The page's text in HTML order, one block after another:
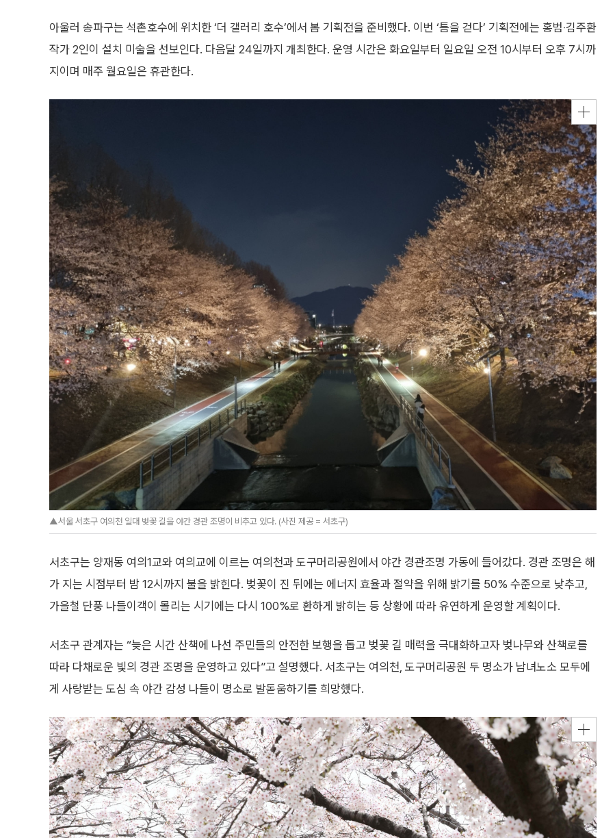
아울러 송파구는 석촌호수에 위치한 ‘더 갤러리 호수’에서 봄 기획전을 준비했다. 이번 ‘틈을 걷다’ 기획전에는 홍범‧김주환
작가 2인이 설치 미술을 선보인다. 다음달 24일까지 개최한다. 운영 시간은 화요일부터 일요일 오전 10시부터 오후 7시까
지이며 매주 월요일은 휴관한다.
▲서울 서초구 여의천 일대 벚꽃 길을 야간 경관 조명이 비추고 있다. (사진 제공 = 서초구)
서초구는 양재동 여의1교와 여의교에 이르는 여의천과 도구머리공원에서 야간 경관조명 가동에 들어갔다. 경관 조명은 해
가 지는 시점부터 밤 12시까지 불을 밝힌다. 벚꽃이 진 뒤에는 에너지 효율과 절약을 위해 밝기를 50% 수준으로 낮추고,
가을철 단풍 나들이객이 몰리는 시기에는 다시 100%로 환하게 밝히는 등 상황에 따라 유연하게 운영할 계획이다.
서초구 관계자는 “늦은 시간 산책에 나선 주민들의 안전한 보행을 돕고 벚꽃 길 매력을 극대화하고자 벚나무와 산책로를
따라 다채로운 빛의 경관 조명을 운영하고 있다”고 설명했다. 서초구는 여의천, 도구머리공원 두 명소가 남녀노소 모두에
게 사랑받는 도심 속 야간 감성 나들이 명소로 발돋움하기를 희망했다.